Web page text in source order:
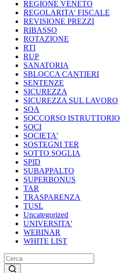
REGIONE VENETO
REGOLARITA' FISCALE
REVISIONE PREZZI
RIBASSO
ROTAZIONE
RTI
RUP
SANATORIA
SBLOCCA CANTIERI
SENTENZE
SICUREZZA
SICUREZZA SUL LAVORO
SOA
SOCCORSO ISTRUTTORIO
SOCI
SOCIETA'
SOSTEGNI TER
SOTTO SOGLIA
SPID
SUBAPPALTO
SUPERBONUS
TAR
TRASPARENZA
TUSL
Uncategorized
UNIVERSITA'
WEBINAR
WHITE LIST